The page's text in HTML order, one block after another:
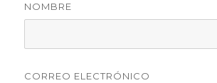
NOMBRE
CORREO ELECTRÓNICO